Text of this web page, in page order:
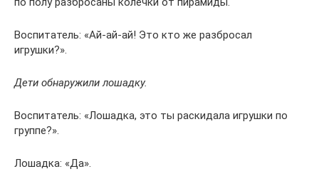
Воспитатель: «Ай-ай-ай! Это кто же разбросал
игрушки?».
Дети обнаружили лошадку.
Воспитатель: «Лошадка, это ты раскидала игрушки по
группе?».
Лошадка: «Да».